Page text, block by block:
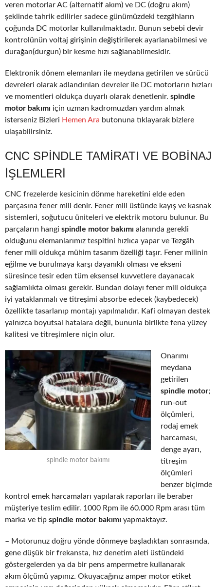
veren motorlar AC (alternatif akım) ve DC (doğru akım)
şeklinde tahrik edilirler sadece günümüzdeki tezgâhların
çoğunda DC motorlar kullanılmaktadır. Bunun sebebi devir
kontrolünün voltaj girişinin değiştirilerek ayarlanabilmesi ve
durağan(durgun) bir kesme hızı sağlanabilmesidir.
Elektronik dönem elemanları ile meydana getirilen ve sürücü
devreleri olarak adlandırılan devreler ile DC motorların hızları
ve momentleri oldukça duyarlı olarak denetlenir. spindle
motor bakımı için uzman kadromuzdan yardım almak
isterseniz Bizleri Hemen Ara butonuna tıklayarak bizlere
ulaşabilirsiniz.
CNC SPINDLE TAMIRATI VE BOBINAJ
IŞLEMLERI
CNC frezelerde kesicinin dönme hareketini elde eden
parçasına fener mili denir. Fener mili üstünde kayış ve kasnak
sistemleri, soğutucu üniteleri ve elektrik motoru bulunur. Bu
parçaların hangi spindle motor bakımı alanında gerekli
olduğunu elemanlarımız tespitini hızlıca yapar ve Tezgâh
fener mili oldukça mühim tasarım özelliği taşır. Fener milinin
eğilme ve burulmaya karşı dayanıklı olması ve ekseni
süresince tesir eden tüm eksensel kuvvetlere dayanacak
sağlamlıkta olması gerekir. Bundan dolayı fener mili oldukça
iyi yataklanmalı ve titreşimi absorbe edecek (kaybedecek)
özellikte tasarlanıp montajı yapılmalıdır. Kafi olmayan destek
yalnızca boyutsal hatalara değil, bununla birlikte fena yüzey
kalitesi ve titreşimlere niçin olur.
spindle motor bakımı
Onarımı
meydana
getirilen
spindle motor;
run-out
ölçümleri,
rodaj emek
harcaması,
denge ayarı,
titreşim
ölçümleri
benzer biçimde
kontrol emek harcamaları yapılarak raporları ile beraber
müşteriye teslim edilir. 1000 Rpm ile 60.000 Rpm arası tüm
marka ve tip spindle motor bakımı yapmaktayız.
– Motorunuz doğru yönde dönmeye başladıktan sonrasında,
gene düşük bir frekansta, hız denetim aleti üstündeki
göstergelerden ya da bir pens ampermetre kullanarak
akım ölçümü yapınız. Okuyacağınız amper motor etiket